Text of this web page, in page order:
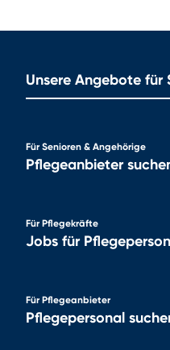
Unsere Angebote für
Für Senioren & Angehörige
Pflegeanbieter
Für Pflegekräfte
Jobs für
Für Pflegeanbieter
Pflegepersonal